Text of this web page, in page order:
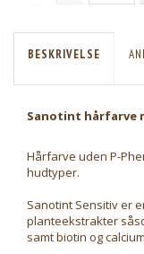
BESKRIVELSE
Sanotint hårfarve
Hårfarve uden P-
hudtyper.
Sanotint Sensitiv er
planteekstrakter
samt biotin og